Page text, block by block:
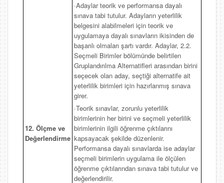
12. Ölçme ve
Değerlendirme
·Adaylar teorik ve performansa dayalı
sınava tabi tutulur. Adayların yeterlilik
belgesini alabilmeleri için teorik ve
uygulamaya dayalı sınavların ikisinden de
başarılı olmaları şartı vardır. Adaylar, 2.2.
Seçmeli Birimler bölümünde belirtilen
Gruplandırılma Alternatifleri arasından birini
seçecek olan aday, seçtiği alternatife ait
yeterlilik birimleri için hazırlanmış sınava
girer.
·Teorik sınavlar, zorunlu yeterlilik
birimlerinin her birini ve seçmeli yeterlilik
birimlerinin ilgili öğrenme çıktılarını
kapsayacak şekilde düzenlenir.
Performansa dayalı sınavlarda ise adaylar
seçmeli birimlerin uygulama ile ölçülen
öğrenme çıktılarından sınava tabi tutulur ve
değerlendirilir.